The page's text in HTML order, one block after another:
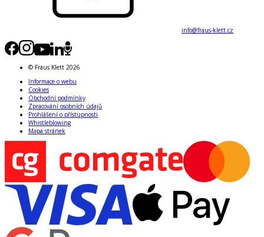
info@fraus-klett.cz
© Fraus Klett 2026
Informace o webu
Cookies
Obchodní podmínky
Zpracování osobních údajů
Prohlášení o přístupnosti
Whistleblowing
Mapa stránek